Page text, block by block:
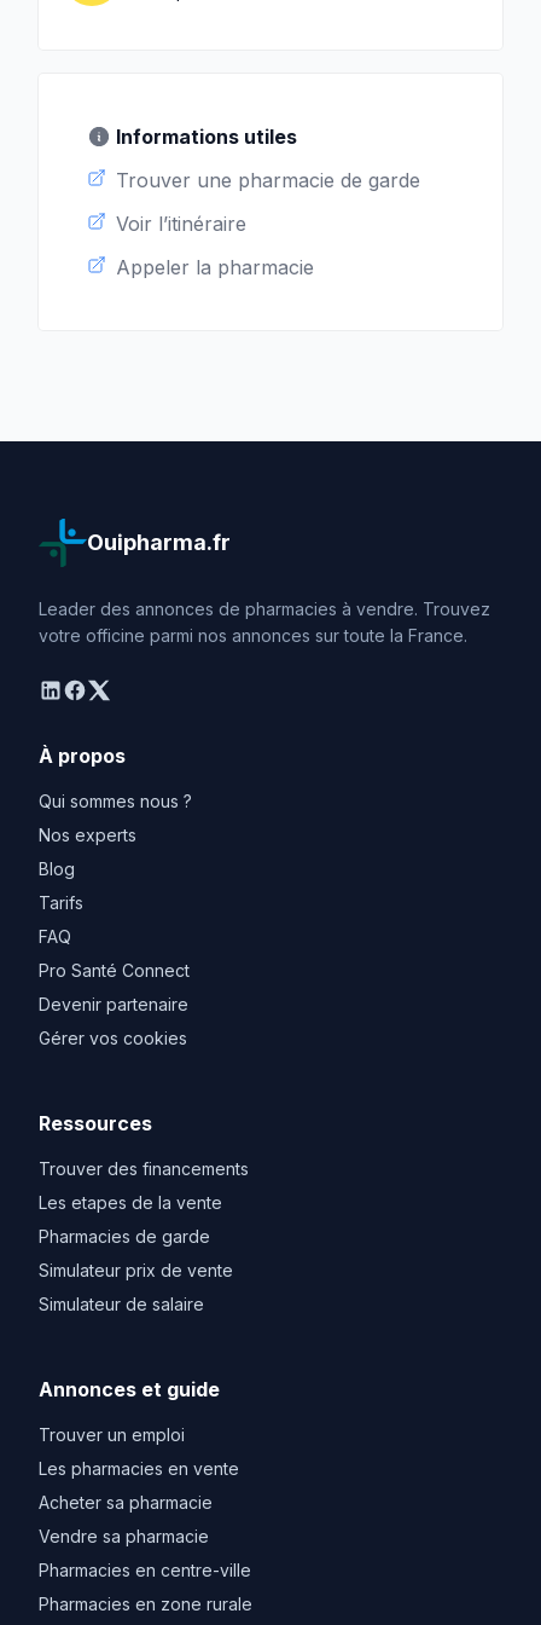
Informations utiles
Trouver une pharmacie de garde
Voir l’itinéraire
Appeler la pharmacie
Ouipharma.fr
Leader des annonces de pharmacies à vendre. Trouvez
votre officine parmi nos annonces sur toute la France.
linkedin
facebook
twitter
À propos
Qui sommes nous ?
Nos experts
Blog
Tarifs
FAQ
Pro Santé Connect
Devenir partenaire
Gérer vos cookies
Ressources
Trouver des financements
Les etapes de la vente
Pharmacies de garde
Simulateur prix de vente
Simulateur de salaire
Annonces et guide
Trouver un emploi
Les pharmacies en vente
Acheter sa pharmacie
Vendre sa pharmacie
Pharmacies en centre-ville
Pharmacies en zone rurale